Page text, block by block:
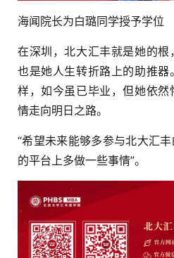
海闻院长为白璐同学授予学位
在深圳，北大汇丰就是她的根
也是她人生转折路上的助推
样，如今虽已毕业，但她依
情走向明日之路。
“希望未来能够多参与北大汇
的平台上多做一些事情”。